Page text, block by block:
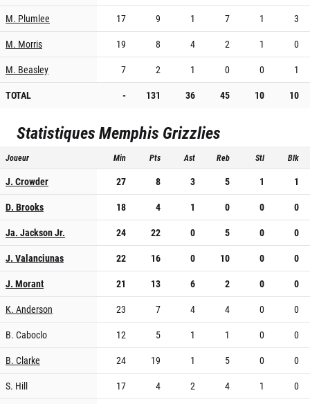
M. Plumlee
17 9 1 7 1
3
M. Morris
19 8 4 2 1
0
M. Beasley
7 2 1 0 0
1
TOTAL
- 131 36 45 10 10
StatistiquesMemphis Grizzlies
Joueur Min Pts Ast Reb Stl Blk
J. Crowder 27 8 3 5 1
1
D. Brooks
18 4 1 0 0
0
Ja. Jackson Jr.
24 22 0 5 0
0
J. Valanciunas
22 16 0 10 0
0
J. Morant
21 13 6 2 0
0
K. Anderson
23 7 4 4 0
0
B. Caboclo
12 5 1 1 0
0
B. Clarke
24 19 1 5 0
0
S. Hill
17 4 2 4 1
0